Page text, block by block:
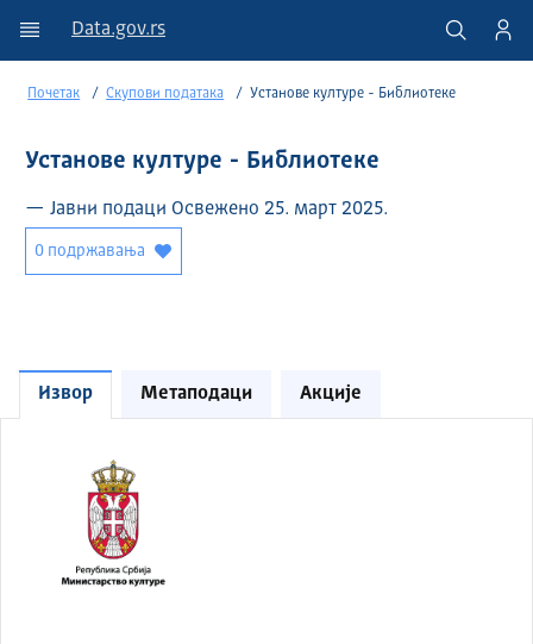
Data.gov.rs
Почетак Скупови података Установе културе - Библиотеке
Установе културе - Библиотеке
— Јавни подаци Освежено 25. март 2025.
0 подржавања
Извор Метаподаци Акције